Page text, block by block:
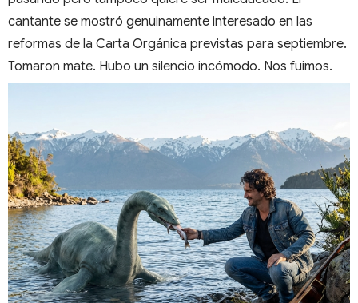
cantante se mostró genuinamente interesado en las
reformas de la Carta Orgánica previstas para septiembre.
Tomaron mate. Hubo un silencio incómodo. Nos fuimos.